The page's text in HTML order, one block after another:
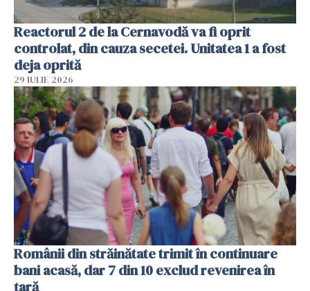
Reactorul 2 de la Cernavodă va fi oprit
controlat, din cauza secetei. Unitatea 1 a fost
deja oprită
29 IULIE 2026
Românii din străinătate trimit în continuare
bani acasă, dar 7 din 10 exclud revenirea în
țară